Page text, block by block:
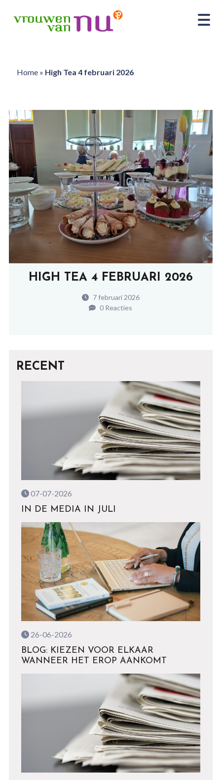
Home» High Tea 4 februari 2026
HIGH TEA 4 FEBRUARI 2026
7 februari 2026
0 Reacties
RECENT
07-07-2026
IN DE MEDIA IN JULI
26-06-2026
BLOG: KIEZEN VOOR ELKAAR
WANNEER HET EROP AANKOMT